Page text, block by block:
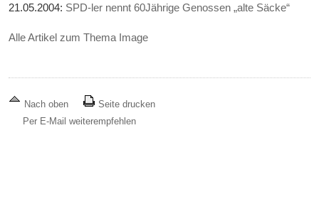
21.05.2004: SPD-ler nennt 60Jährige Genossen „alte Säcke“
Alle Artikel zum Thema Image
Nach oben
Seite drucken
Per E-Mail weiterempfehlen